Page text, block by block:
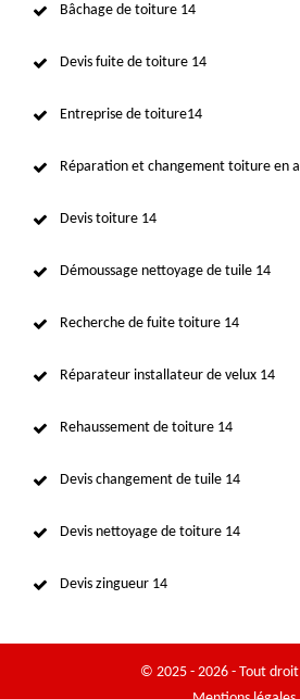
Bâchage de toiture 14
Devis fuite de toiture 14
Entreprise de toiture14
Réparation et changement toiture en
Devis toiture 14
Démoussage nettoyage de tuile 14
Recherche de fuite toiture 14
Réparateur installateur de velux 14
Rehaussement de toiture 14
Devis changement de tuile 14
Devis nettoyage de toiture 14
Devis zingueur 14
© 2025 - 2026 - Tout